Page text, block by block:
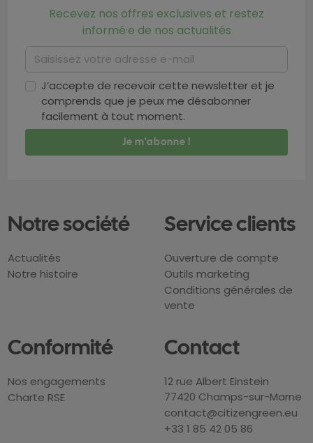
Recevez nos offres exclusives et restez
informé·e de nos actualités
J’accepte de recevoir cette newsletter et je
comprends que je peux me désabonner
facilement à tout moment.
Notre société
Actualités
Notre histoire
Service clients
Ouverture de compte
Outils marketing
Conditions générales de
vente
Conformité
Nos engagements
Charte RSE
Contact
12 rue Albert Einstein
77420 Champs-sur-Marne
contact@citizengreen.eu
+33 1 85 42 05 86